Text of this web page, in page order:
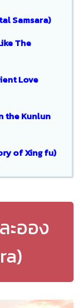
Samsara)
The
Love
the Kunlun
of Xing fu)
ะออง